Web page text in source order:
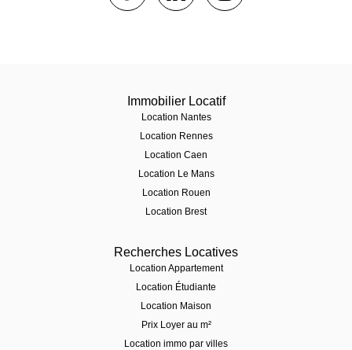
Immobilier Locatif
Location Nantes
Location Rennes
Location Caen
Location Le Mans
Location Rouen
Location Brest
Recherches Locatives
Location Appartement
Location Étudiante
Location Maison
Prix Loyer au m²
Location immo par villes